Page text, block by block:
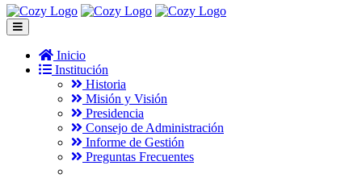
Inicio
Institución
Historia
Misión y Visión
Presidencia
Consejo de Administración
Informe de Gestión
Preguntas Frecuentes